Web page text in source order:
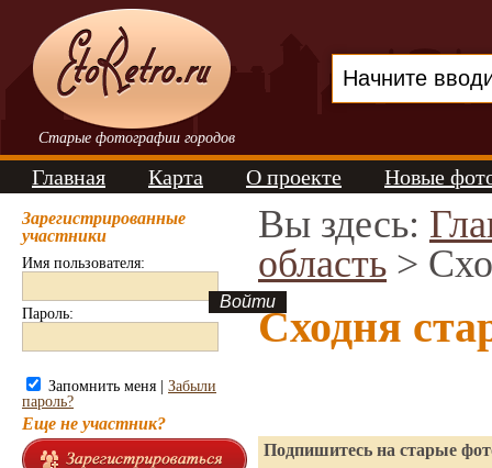
Старые фотографии городов
Главная Карта О проекте Новые
Зарегистрированные
участники
Имя пользователя:
Пароль:
Запомнить меня | Забыли
пароль?
Еще не участник?
Вы здесь:
область >
Сходня
Подпишитесь на старые